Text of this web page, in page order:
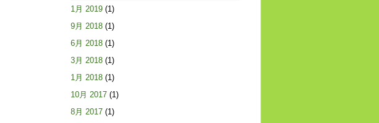
1月 2019 (1)
9月 2018 (1)
6月 2018 (1)
3月 2018 (1)
1月 2018 (1)
10月 2017 (1)
8月 2017 (1)